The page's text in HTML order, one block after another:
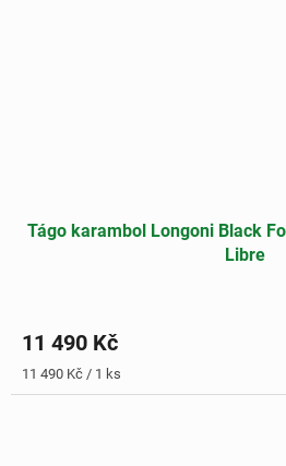
Tágo karambol Longoni Black
Libre
11 490 Kč
Měrná
cena:
11 490 Kč / 1 ks